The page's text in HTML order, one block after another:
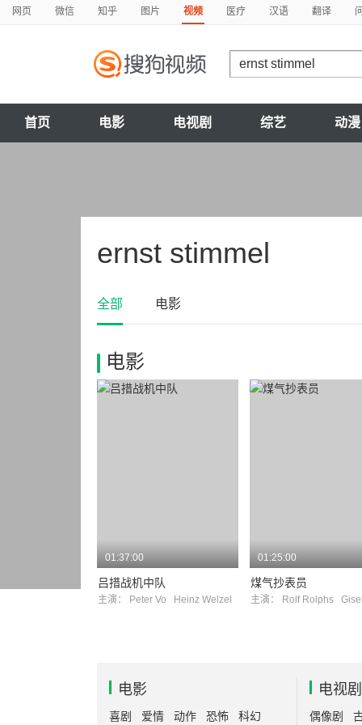
网页 微信 知乎 图片 视频 医疗 汉语 翻译
首页 电影 电视剧 综艺 动漫
ernst stimmel
全部 电影
电影
01:37:00
吕措战机中队
主演： Peter Vo Heinz Welzel
01:25:00
煤气抄表员
主演： Rolf Rolphs Gisela
电影
喜剧 爱情 动作 恐怖 科幻
电视剧
偶像剧